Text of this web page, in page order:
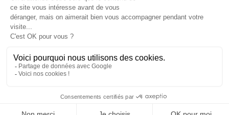
Alerte fraude
Politique de confidentialité
Politique des cookies